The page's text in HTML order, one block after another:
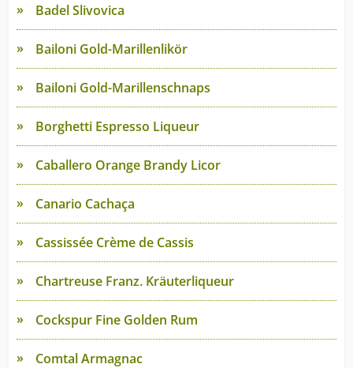
Badel Slivovica
Bailoni Gold-Marillenlikör
Bailoni Gold-Marillenschnaps
Borghetti Espresso Liqueur
Caballero Orange Brandy Licor
Canario Cachaça
Cassissée Crème de Cassis
Chartreuse Franz. Kräuterliqueur
Cockspur Fine Golden Rum
Comtal Armagnac